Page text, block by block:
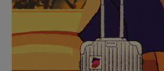
SUR
POUR
VEUILLEZ
CLIQUER
POUR